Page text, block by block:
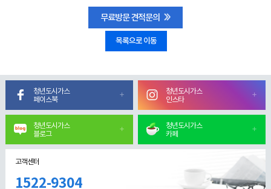
무료방문 견적문의
목록으로 이동
청년도시가스
페이스북
청년도시가스
인스타
청년도시가스
블로그
청년도시가스
카페
고객센터
1522-9304